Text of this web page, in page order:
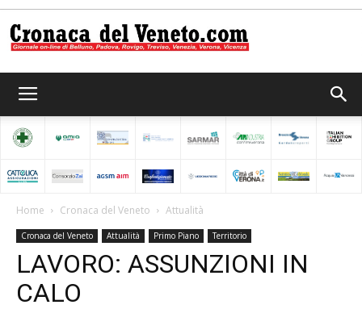
del
Veneto
Home Cronaca del Veneto Attualità
Cronaca del Veneto Attualità Primo Piano Territorio
LAVORO: ASSUNZIONI IN
CALO